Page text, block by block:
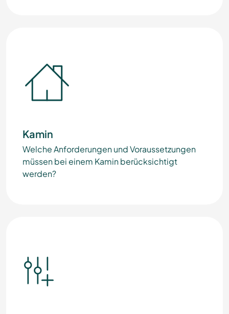
Kamin
Welche Anforderungen und Voraussetzungen
müssen bei einem Kamin berücksichtigt
werden?